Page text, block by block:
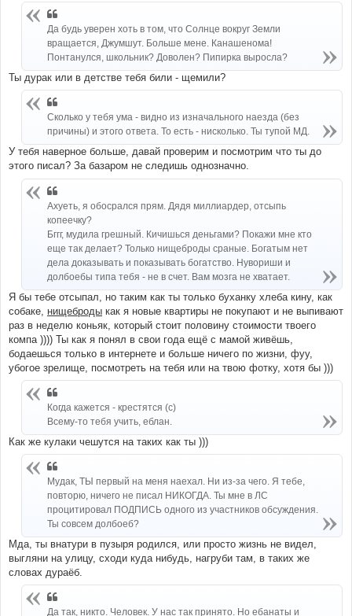
Да будь уверен хоть в том, что Солнце вокруг Земли
вращается, Джумшут. Больше мене. Канашенома!
Понтанулся, школьник? Доволен? Пипирка выросла?
Ты дурак или в детстве тебя били - щемили?
Сколько у тебя ума - видно из изначального наезда (без
причины) и этого ответа. То есть - нисколько. Ты тупой МД.
У тебя наверное больше, давай проверим и посмотрим что ты до
этого писал? За базаром не следишь однозначно.
Ахуеть, я обосрался прям. Дядя миллиардер, отсыпь
копеечку?
Бггг, мудила грешный. Кичишься деньгами? Покажи мне кто
еще так делает? Только нищеброды сраные. Богатым нет
дела доказывать и показывать богатство. Нувориши и
долбоебы типа тебя - не в счет. Вам мозга не хватает.
Я бы тебе отсыпал, но таким как ты только буханку хлеба кину, как
собаке, нищеброды как я новые квартиры не покупают и не выпивают
раз в неделю коньяк, который стоит половину стоимости твоего
компа )))) Ты как я понял в свои года ещё с мамой живёшь,
бодаешься только в интернете и больше ничего по жизни, фуу,
убогое зрелище, посмотреть на тебя или на твою фотку, хотя бы )))
Когда кажется - крестятся (с)
Всему-то тебя учить, еблан.
Как же кулаки чешутся на таких как ты )))
Мудак, ТЫ первый на меня наехал. Ни из-за чего. Я тебе,
повторю, ничего не писал НИКОГДА. Ты мне в ЛС
процитировал ПОДПИСЬ одного из участников обсуждения.
Ты совсем долбоеб?
Мда, ты внатури в пузыря родился, или просто жизнь не видел,
выгляни на улицу, сходи куда нибудь, нагруби там, в таких же
словах дураёб.
Да так, никто. Человек. У нас так принято. Но ебанаты и